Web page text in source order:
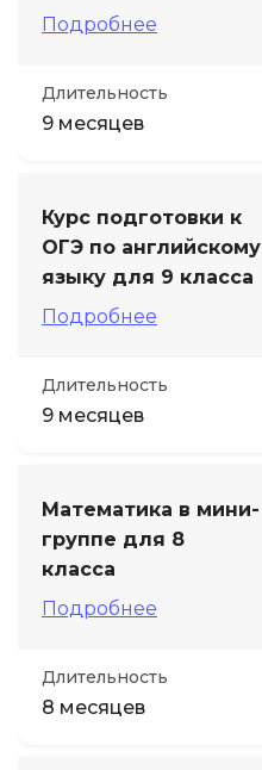
Подробнее
Длительность
9 месяцев
Курс подготовки к
ОГЭ по английскому
языку для 9 класса
Подробнее
Длительность
9 месяцев
Математика в мини-
группе для 8
класса
Подробнее
Длительность
8 месяцев